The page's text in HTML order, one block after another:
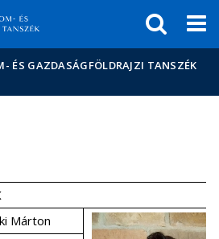
Hírek
ELTE a
ÉS GAZDASÁGFÖLDRAJZI TANSZÉK
Márton